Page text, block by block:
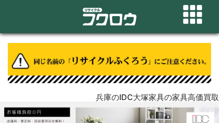
兵庫のIDC大塚家具の家具高価買取